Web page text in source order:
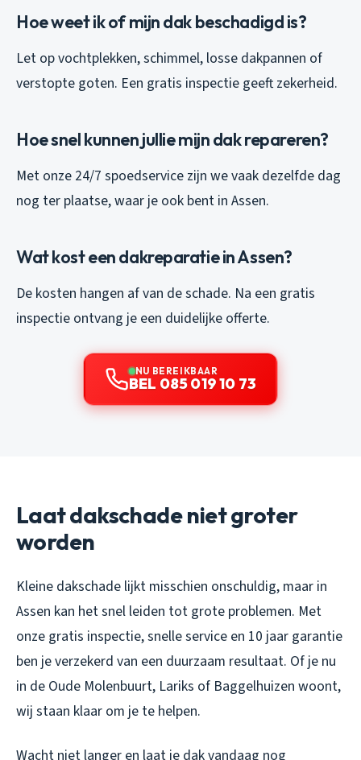
Hoe weet ik of mijn dak beschadigd is?
Let op vochtplekken, schimmel, losse dakpannen of
verstopte goten. Een gratis inspectie geeft zekerheid.
Hoe snel kunnen jullie mijn dak repareren?
Met onze 24/7 spoedservice zijn we vaak dezelfde dag
nog ter plaatse, waar je ook bent in Assen.
Wat kost een dakreparatie in Assen?
De kosten hangen af van de schade. Na een gratis
inspectie ontvang je een duidelijke offerte.
NU BEREIKBAAR
BEL 085 019 10 73
Laat dakschade niet groter
worden
Kleine dakschade lijkt misschien onschuldig, maar in
Assen kan het snel leiden tot grote problemen. Met
onze gratis inspectie, snelle service en 10 jaar garantie
ben je verzekerd van een duurzaam resultaat. Of je nu
in de Oude Molenbuurt, Lariks of Baggelhuizen woont,
wij staan klaar om je te helpen.
Wacht niet langer en laat je dak vandaag nog